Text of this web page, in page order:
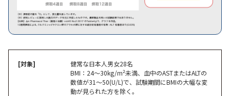
[対象]
健常な日本人男女28名
BMI：24〜30kg/m²未満、血中のASTまたはALTの
数値が31～50(U/L)で、試験期間にBMIの大幅な変
動が見られた方を除く。